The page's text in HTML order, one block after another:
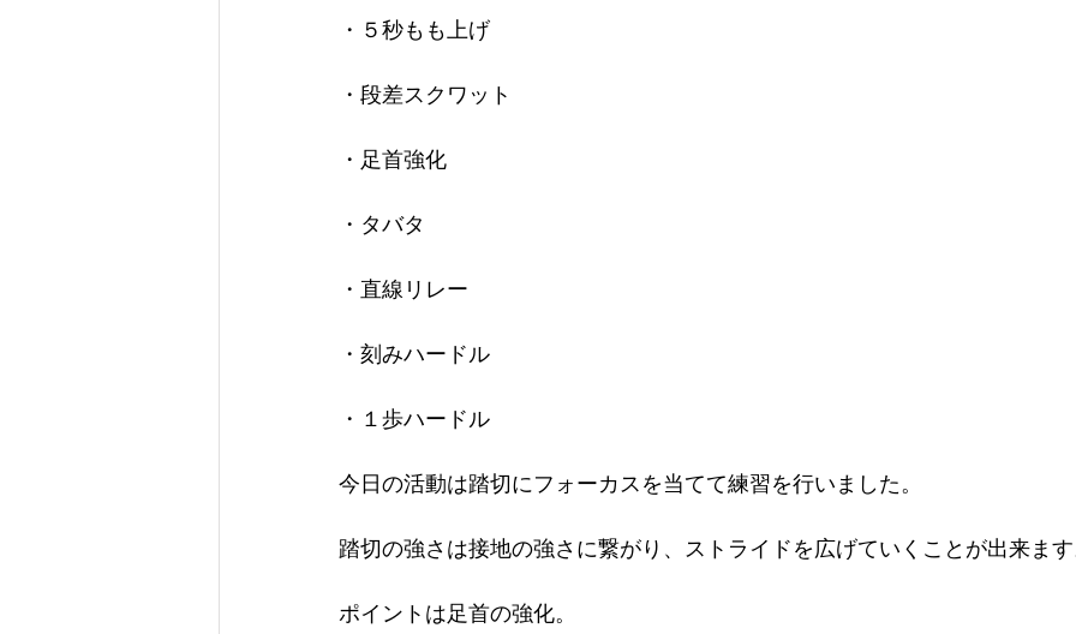
・５秒もも上げ
・段差スクワット
・足首強化
・タバタ
・直線リレー
・刻みハードル
・１歩ハードル
今日の活動は踏切にフォーカスを当てて練習を行いました。
踏切の強さは接地の強さに繋がり、ストライドを広げていくことが出来ま
ポイントは足首の強化。